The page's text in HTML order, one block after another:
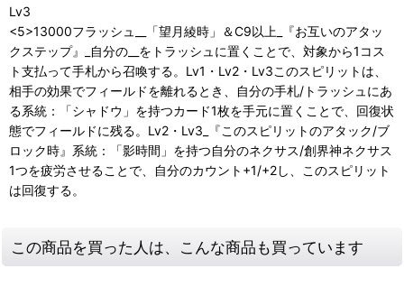
Lv3
<5>13000フラッシュ__「望月綾時」＆C9以上_『お互いのアタッ
クステップ』_自分の__をトラッシュに置くことで、対象から1コス
ト支払って手札から召喚する。Lv1・Lv2・Lv3このスピリットは、
相手の効果でフィールドを離れるとき、自分の手札/トラッシュにあ
る系統：「シャドウ」を持つカード1枚を手元に置くことで、回復状
態でフィールドに残る。Lv2・Lv3_『このスピリットのアタック/ブ
ロック時』系統：「影時間」を持つ自分のネクサス/創界神ネクサス
1つを疲労させることで、自分のカウント+1/+2し、このスピリット
は回復する。
この商品を買った人は、こんな商品も買っています